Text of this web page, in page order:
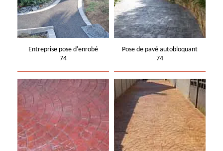
Entreprise pose d'enrobé
74
Pose de pavé autobloquant
74